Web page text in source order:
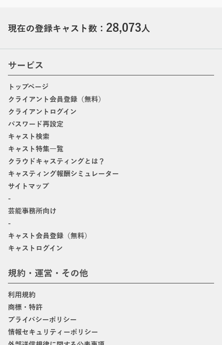
現在の登録キャスト数： 28,073人
サービス
トップページ
クライアント会員登録（無料）
クライアントログイン
パスワード再設定
キャスト検索
キャスト特集一覧
クラウドキャスティングとは？
キャスティング報酬シミュレーター
サイトマップ
-
芸能事務所向け
-
キャスト会員登録（無料）
キャストログイン
規約・運営・その他
利用規約
商標・特許
プライバシーポリシー
情報セキュリティーポリシー